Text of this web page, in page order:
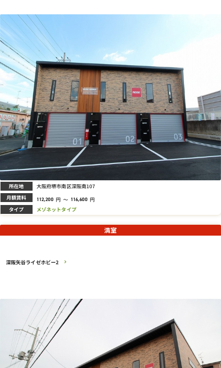
所在地 大阪府堺市南区深阪南107
月額賃料 112,200 円 ～ 116,600 円
タイプ メゾネットタイプ
深阪矢谷ライゼホビー2
満室